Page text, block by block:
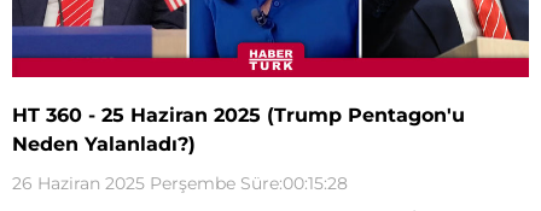
HT 360 - 25 Haziran 2025 (Trump Pentagon'u
Neden Yalanladı?)
26 Haziran 2025 Perşembe Süre:00:15:28